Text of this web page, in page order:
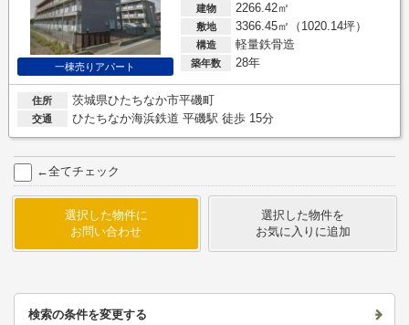
一棟売りアパート
建物 2266.42㎡
敷地 3366.45㎡（1020.14坪）
構造 軽量鉄骨造
築年数 28年
住所 茨城県ひたちなか市平磯町
交通 ひたちなか海浜鉄道 平磯駅 徒歩 15分
←全てチェック
選択した物件に
お問い合わせ
選択した物件を
お気に入りに追加
検索の条件を変更する